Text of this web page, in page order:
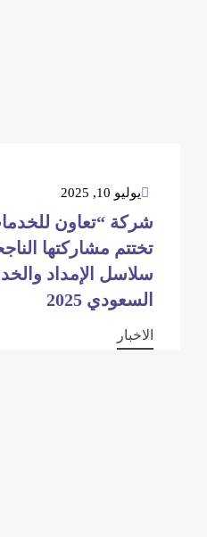
يوليو 10, 2025
شركة “تعاون
تختتم مشاركتها
سلاسل الإمداد
السعودي 2025
الاخبار